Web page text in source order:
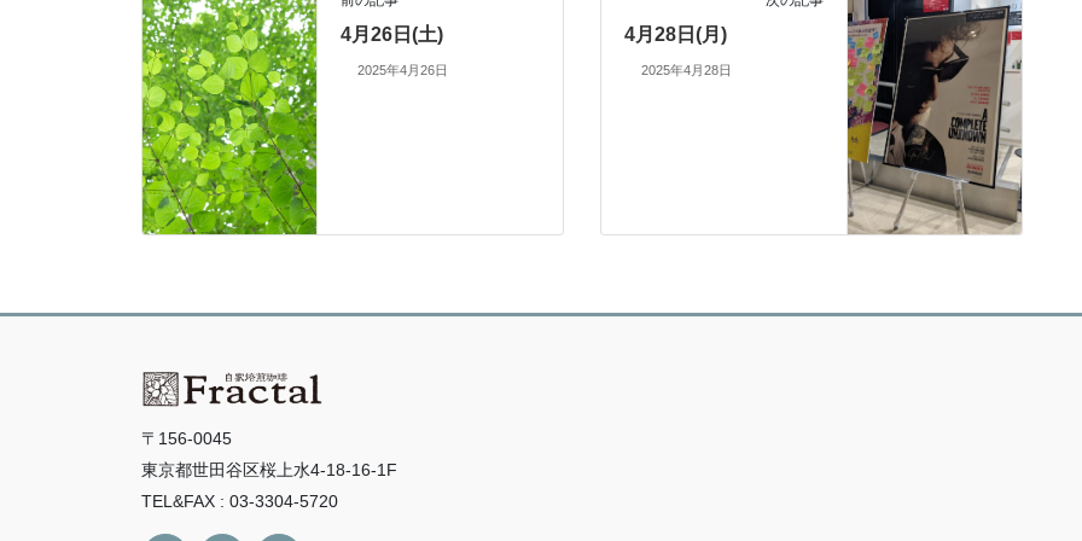
4月26日(土)
2025年4月26日
4月28日(月)
2025年4月28日
〒156-0045
東京都世田谷区桜上水4-18-16-1F
TEL&FAX : 03-3304-5720